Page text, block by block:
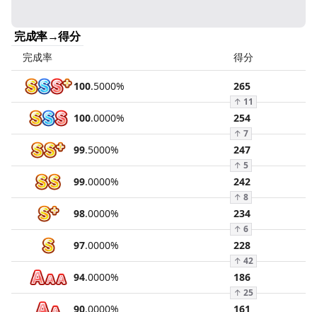
完成率→得分
完成率 得分
100.5000% 265
↑ 11
100.0000% 254
↑ 7
99.5000% 247
↑ 5
99.0000% 242
↑ 8
98.0000% 234
↑ 6
97.0000% 228
↑ 42
94.0000% 186
↑ 25
90.0000% 161